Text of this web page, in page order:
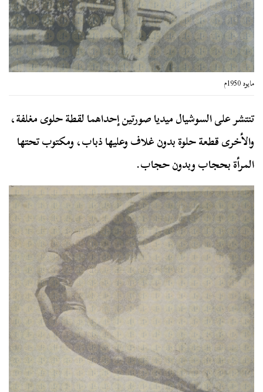
مايوه 1950م
تنتشر على السوشيال ميديا صورتين إحداهما لقطة حلوى مغلفة،
والأخرى قطعة حلوة بدون غلاف وعليها ذباب، ومكتوب تحتها
المرأة بحجاب وبدون حجاب.